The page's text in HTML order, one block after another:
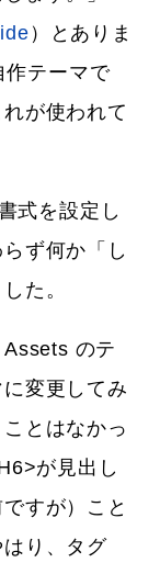
）とありま
テーマで
が使われて
式を設定し
ず何か「し
た。
のテ
変更してみ
とはなかっ
が見出し
すが）こと
り、タグ